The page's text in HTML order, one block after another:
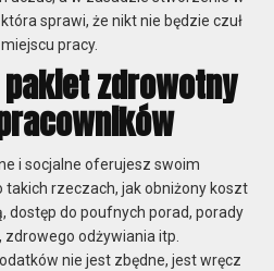
sprawi, że nikt nie będzie czuł
pracy.
zdrowotny
i socjalne oferujesz swoim
takich rzeczach, jakobniżony koszt
dostęp do poufnych porad, porady
odżywiania itp.
nie jest zbędne, jest wręcz